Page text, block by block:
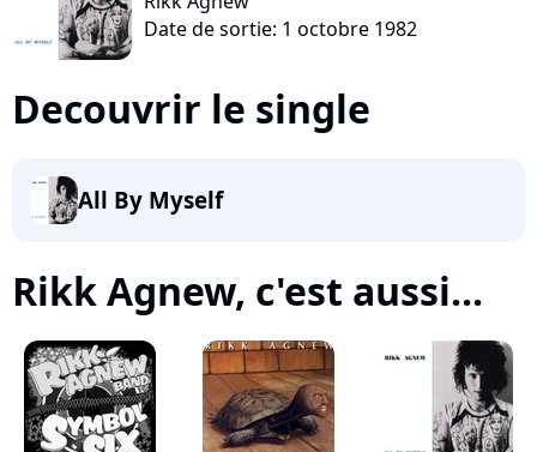
Date de sortie: 1 octobre 1982
Decouvrir le single
All By Myself
Rikk Agnew, c'est aussi...